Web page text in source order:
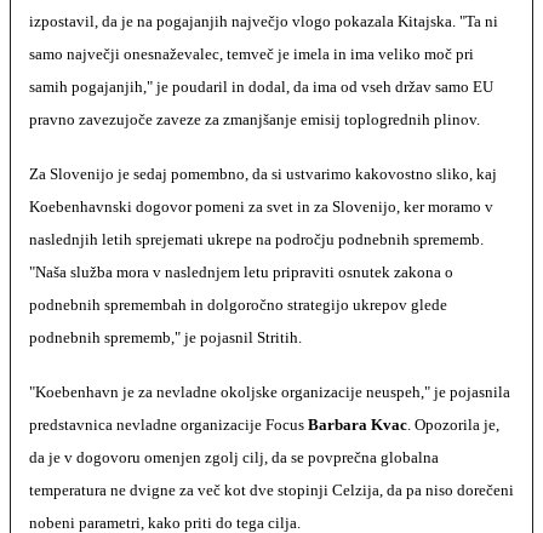
izpostavil, da je na pogajanjih največjo vlogo pokazala Kitajska. "Ta ni
samo največji onesnaževalec, temveč je imela in ima veliko moč pri
samih pogajanjih," je poudaril in dodal, da ima od vseh držav samo EU
pravno zavezujoče zaveze za zmanjšanje emisij toplogrednih plinov.
Za Slovenijo je sedaj pomembno, da si ustvarimo kakovostno sliko, kaj
Koebenhavnski dogovor pomeni za svet in za Slovenijo, ker moramo v
naslednjih letih sprejemati ukrepe na področju podnebnih sprememb.
"Naša služba mora v naslednjem letu pripraviti osnutek zakona o
podnebnih spremembah in dolgoročno strategijo ukrepov glede
podnebnih sprememb," je pojasnil Stritih.
"Koebenhavn je za nevladne okoljske organizacije neuspeh," je pojasnila
predstavnica nevladne organizacije Focus Barbara Kvac. Opozorila je,
da je v dogovoru omenjen zgolj cilj, da se povprečna globalna
temperatura ne dvigne za več kot dve stopinji Celzija, da pa niso dorečeni
nobeni parametri, kako priti do tega cilja.